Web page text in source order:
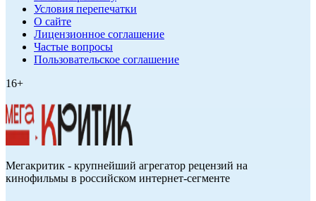
Условия перепечатки
О сайте
Лицензионное соглашение
Частые вопросы
Пользовательское соглашение
16+
Мегакритик - крупнейший агрегатор рецензий на
кинофильмы в российском интернет-сегменте